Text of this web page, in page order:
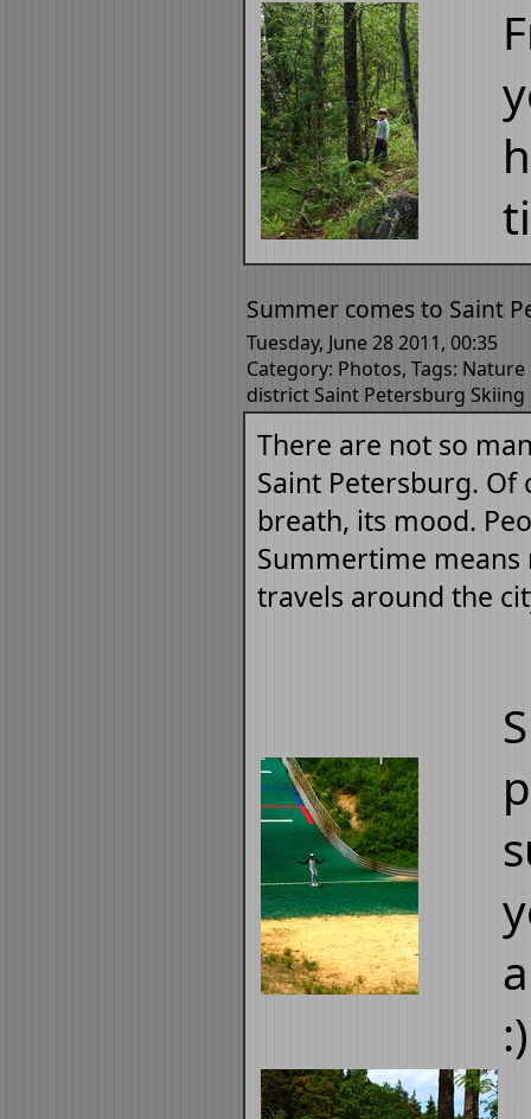
Summer comes to Saint
Tuesday, June 28 2011, 00:35
Category: Photos, Tags: Nature
district Saint Petersburg Skiing
There are not so
Saint Petersburg. Of
breath, its mood.
Summertime means
travels around the
:)